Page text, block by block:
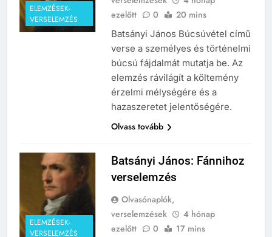
ELEMZÉSEK-
VERSELEMZÉS
ezelőtt
0 20 mins
Batsányi János Búcsúvétel című
verse a személyes és történelmi
búcsú fájdalmát mutatja be. Az
elemzés rávilágít a költemény
érzelmi mélységére és a
hazaszeretet jelentőségére.
Olvass tovább
ELEMZÉSEK-
VERSELEMZÉS
Batsányi János: Fánnihoz
verselemzés
Olvasónaplók,
verselemzések
4 hónap
ezelőtt
0 17 mins